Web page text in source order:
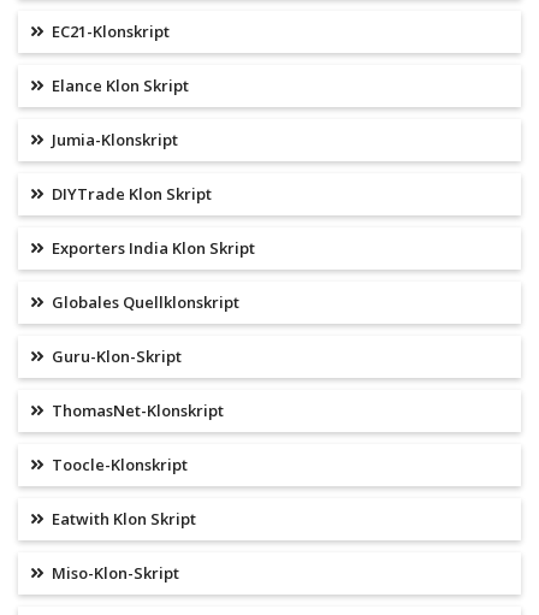
EC21-Klonskript
Elance Klon Skript
Jumia-Klonskript
DIYTrade Klon Skript
Exporters India Klon Skript
Globales Quellklonskript
Guru-Klon-Skript
ThomasNet-Klonskript
Toocle-Klonskript
Eatwith Klon Skript
Miso-Klon-Skript